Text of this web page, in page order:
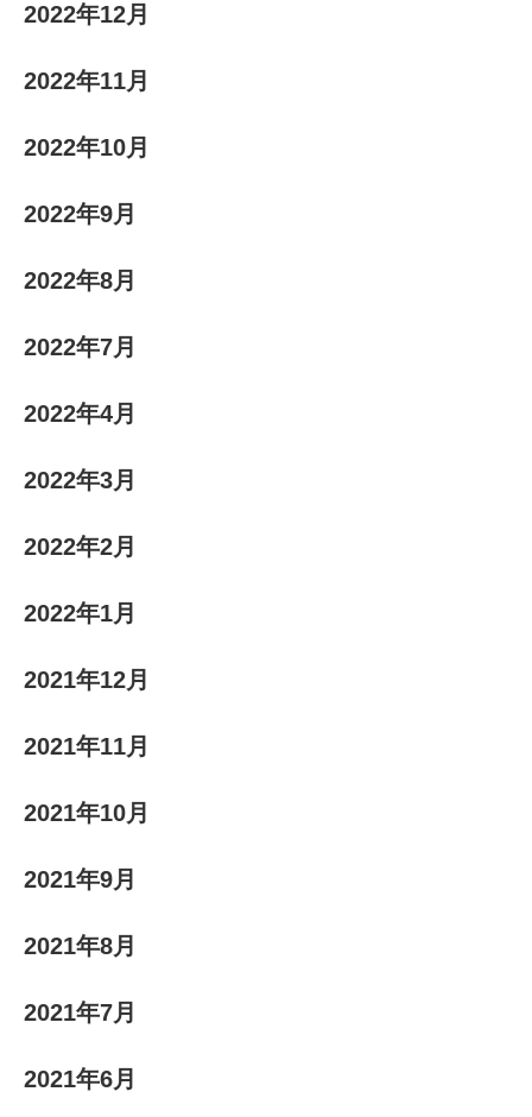
2022年12月
2022年11月
2022年10月
2022年9月
2022年8月
2022年7月
2022年4月
2022年3月
2022年2月
2022年1月
2021年12月
2021年11月
2021年10月
2021年9月
2021年8月
2021年7月
2021年6月